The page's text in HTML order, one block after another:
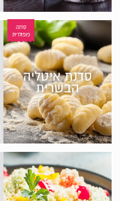
סדנה
פופולרית
סדנת איטליה
הבשרית